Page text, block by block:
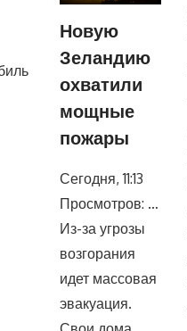
Новую
Зеландию
охватили
мощные
пожары
Сегодня, 11:13
Просмотров: …
Из-за угрозы
возгорания
идет массовая
эвакуация.